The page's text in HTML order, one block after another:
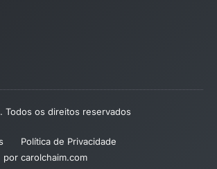
os direitos reservados
Política de Privacidade
por carolchaim.com